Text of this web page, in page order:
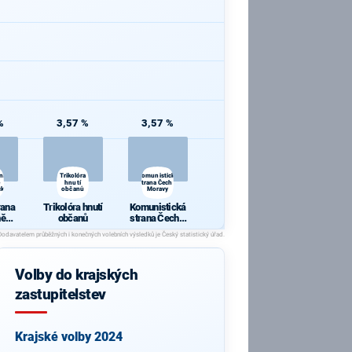
3,57 %
Trikolóra
hnutí
občanů
Trikolóra hnutí
občanů
3,57 %
Komunistická
strana Čech a
Moravy
Komunistická
strana Čech a
Moravy
Volby do krajských
zastupitelstev
Krajské volby 2024